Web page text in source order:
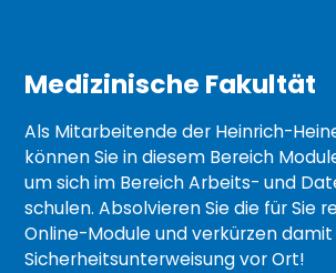
Medizinische Fakultät
Als Mitarbeitende der Heinrich-
können Sie in diesem Bereich
um sich im Bereich Arbeits- und
schulen. Absolvieren Sie die für Sie
Online-Module und verkürzen damit
Sicherheitsunterweisung vor Ort!